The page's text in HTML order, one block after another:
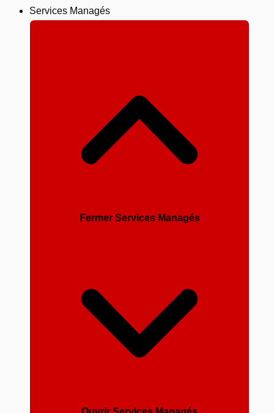
Services Managés
Fermer Services Managés